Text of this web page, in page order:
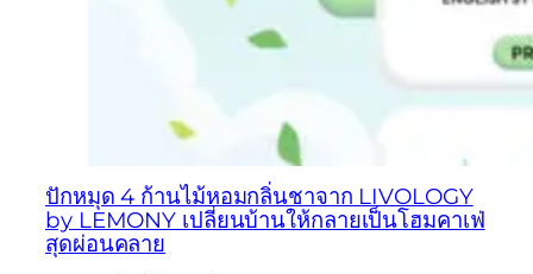
ปักหมุด 4 ก้านไม้หอมกลิ่นชาจาก LIVOLOGY
by LEMONY เปลี่ยนบ้านให้กลายเป็นโฮมคาเฟ่
สุดผ่อนคลาย